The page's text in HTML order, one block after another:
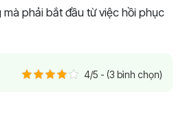
phải bắt đầu từ việc hồi phục
4/5 - (3 bình chọn)